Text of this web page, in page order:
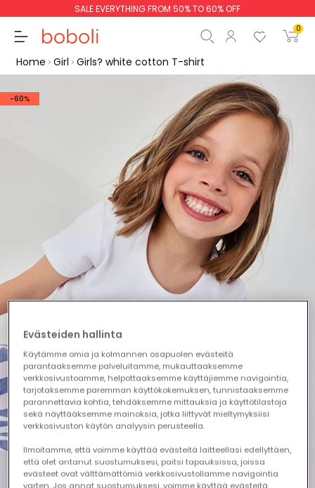
SALE EVERYTHING FROM 50% TO 60% OFF
0
€0.00
€0.00
Start order
Home Girl Girls? white cotton T-shirt
-60%
Evästeiden hallinta
Käytämme omia ja kolmannen osapuolen evästeitä
parantaaksemme palveluitamme, mukauttaaksemme
verkkosivustoamme, helpottaaksemme käyttäjiemme navigointia,
tarjotaksemme paremman käyttökokemuksen, tunnistaaksemme
parannettavia kohtia, tehdäksemme mittauksia ja käyttötilastoja
sekä näyttääksemme mainoksia, jotka liittyvät mieltymyksiisi
verkkosivuston käytön analyysin perusteella.
Ilmoitamme, että voimme käyttää evästeitä laitteellasi edellyttäen,
että olet antanut suostumuksesi, paitsi tapauksissa, joissa
evästeet ovat välttämättömiä verkkosivustollamme navigointia